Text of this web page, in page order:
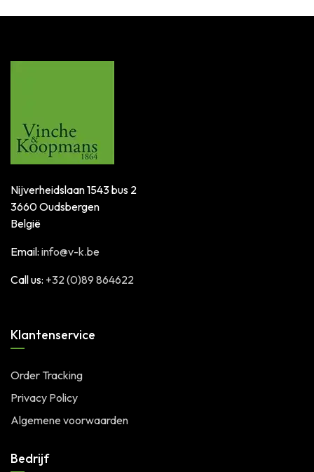
Nijverheidslaan 1543 bus 2
3660 Oudsbergen
België
Email: info@v-k.be
Call us: +32 (0)89 864622
Klantenservice
Order Tracking
Privacy Policy
Algemene voorwaarden
Bedrijf